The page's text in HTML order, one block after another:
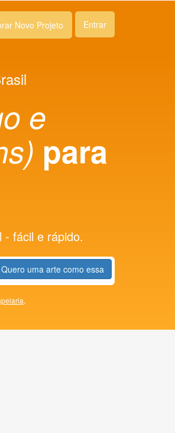
Novo Projeto Entrar
e
para
- fácil e rápido.
Quero uma arte como essa